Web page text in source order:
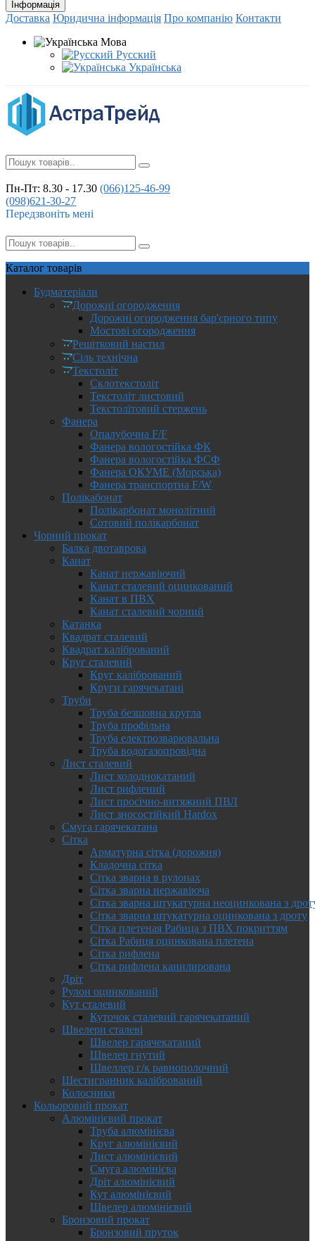
Інформація
Доставка Юридична інформація Про компанію Контакти
Мова
Русский
Українська
Пн-Пт: 8.30 - 17.30 (066)125-46-99
(098)621-30-27
Передзвоніть мені
Каталог товарів
Будматеріали
Дорожні огородження
Дорожні огородження бар'єрного типу
Мостові огородження
Решітковий настил
Сіль технічна
Текстоліт
Склотекстоліт
Текстоліт листовий
Текстолітовий стержень
Фанера
Опалубочна F/F
Фанера вологостійка ФК
Фанера вологостійка ФСФ
Фанера ОКУМЕ (Морська)
Фанера транспортна F/W
Полікабонат
Полікарбонат монолітний
Сотовий полікарбонат
Чорний прокат
Балка двотаврова
Канат
Канат нержавіючий
Канат сталевий оцинкований
Канат в ПВХ
Канат сталевий чорний
Катанка
Квадрат сталевий
Квадрат калібрований
Круг сталевий
Круг калібрований
Круги гарячекатані
Труби
Труба безшовна кругла
Труба профільна
Труба електрозварювальна
Труба водогазопровідна
Лист сталевий
Лист холоднокатаний
Лист рифлений
Лист просічно-витяжний ПВЛ
Лист зносостійкий Hardox
Смуга гарячекатана
Сітка
Арматурна сітка (дорожня)
Кладочна сітка
Сітка зварна в рулонах
Сітка зварна нержавіюча
Сітка зварна штукатурна неоцинкована з
Сітка зварна штукатурна оцинкована з дроту
Сітка плетеная Рабица з ПВХ покриттям
Сітка Рабиця оцинкована плетена
Сітка рифлена
Сітка рифлена канилирована
Дріт
Рулон оцинкований
Кут сталевий
Куточок сталевий гарячекатаний
Швелери сталеві
Швелер гарячекатаний
Швелер гнутий
Швеллер г/к равнополочний
Шестигранник калібрований
Колосники
Кольоровий прокат
Алюмінієвий прокат
Труба алюмінієва
Круг алюмінієвий
Лист алюмінієвий
Смуга алюмінієва
Дріт алюмінієвий
Кут алюмінієвий
Швелер алюмінієвий
Бронзовий прокат
Бронзовий пруток